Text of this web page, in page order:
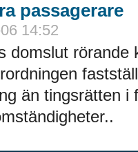
passagerare
14:52
domslut rörande
än tingsrätten i